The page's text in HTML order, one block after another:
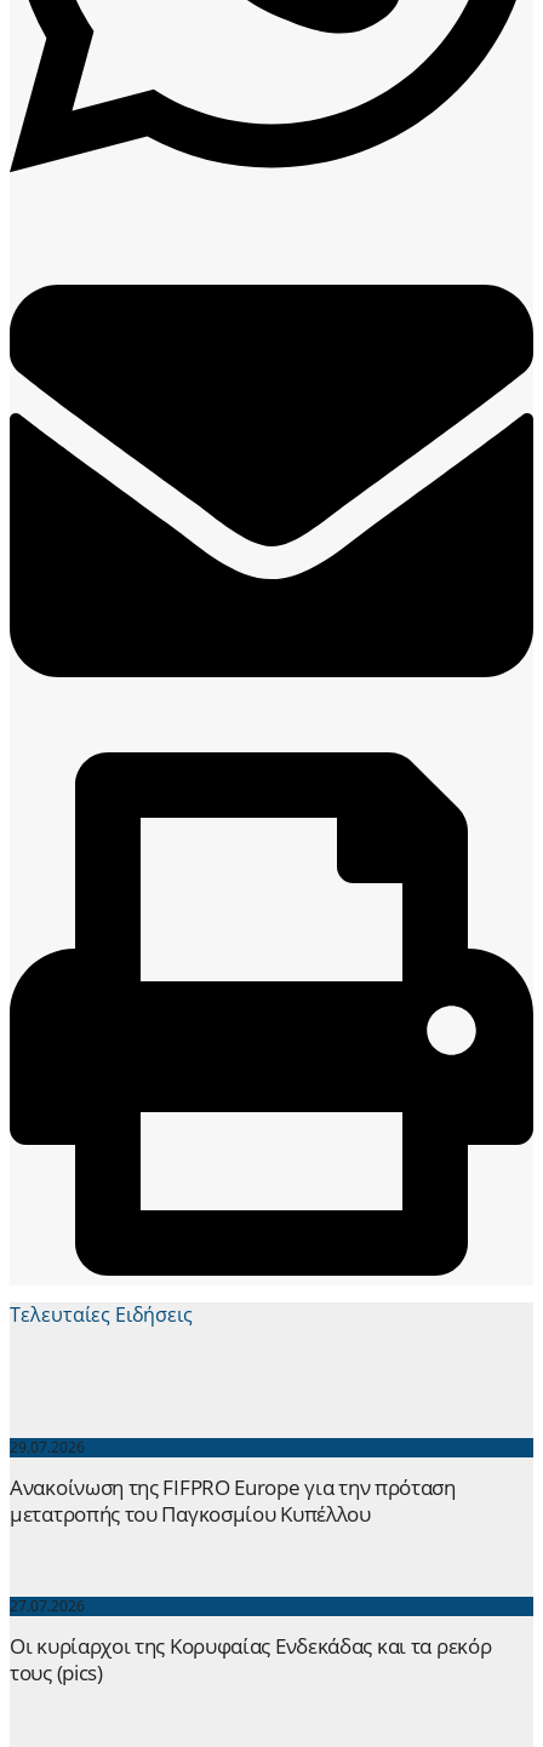
Τελευταίες Ειδήσεις
29.07.2026
Ανακοίνωση της FIFPRO Europe για την πρόταση
μετατροπής του Παγκοσμίου Κυπέλλου
27.07.2026
Οι κυρίαρχοι της Κορυφαίας Ενδεκάδας και τα ρεκόρ
τους (pics)